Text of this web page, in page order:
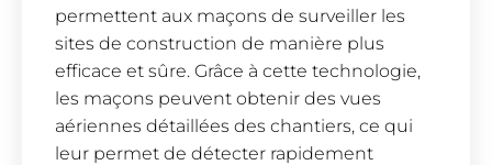
permettent aux maçons de surveiller les
sites de construction de manière plus
efficace et sûre. Grâce à cette technologie,
les maçons peuvent obtenir des vues
aériennes détaillées des chantiers, ce qui
leur permet de détecter rapidement